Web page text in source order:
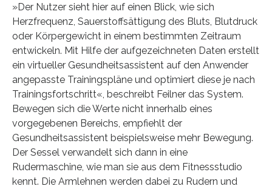
»Der Nutzer sieht hier auf einen Blick, wie sich
Herzfrequenz, Sauerstoffsättigung des Bluts, Blutdruck
oder Körpergewicht in einem bestimmten Zeitraum
entwickeln. Mit Hilfe der aufgezeichneten Daten erstellt
ein virtueller Gesundheitsassistent auf den Anwender
angepasste Trainingspläne und optimiert diese je nach
Trainingsfortschritt«, beschreibt Feilner das System.
Bewegen sich die Werte nicht innerhalb eines
vorgegebenen Bereichs, empfiehlt der
Gesundheitsassistent beispielsweise mehr Bewegung.
Der Sessel verwandelt sich dann in eine
Rudermaschine, wie man sie aus dem Fitnessstudio
kennt. Die Armlehnen werden dabei zu Rudern und